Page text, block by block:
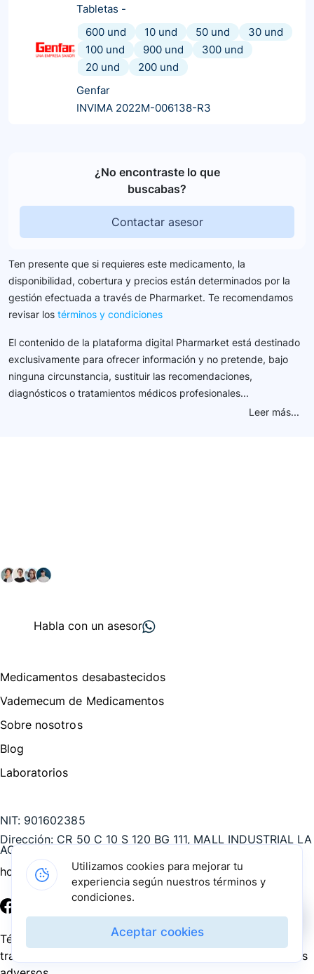
Tabletas -
600 und
10 und 50 und
30 und
100 und
900 und
300 und
20 und
200 und
Genfar
INVIMA 2022M-006138-R3
¿No encontraste lo que
buscabas?
Contactar asesor
Ten presente que si requieres este medicamento, la
disponibilidad, cobertura y precios están determinados por la
gestión efectuada a través de Pharmarket. Te recomendamos
revisar los términos y condiciones
El contenido de la plataforma digital Pharmarket está destinado
exclusivamente para ofrecer información y no pretende, bajo
ninguna circunstancia, sustituir las recomendaciones,
diagnósticos o tratamientos médicos profesionales...
Leer más...
Habla con un asesor
Medicamentos desabastecidos
Vademecum de Medicamentos
Sobre nosotros
Blog
Laboratorios
NIT: 901602385
Dirección: CR 50 C 10 S 120 BG 111, MALL INDUSTRIAL LA
AGUACATALA, Medellín - Antioquia, COL
hola@pharmarket.co
2026
Términos y condicionesPolítica de privacidad
tratamiento de datos personales
Reporte de eventos
Utilizamos cookies para mejorar tu
experiencia según nuestros términos y
condiciones.
Aceptar cookies